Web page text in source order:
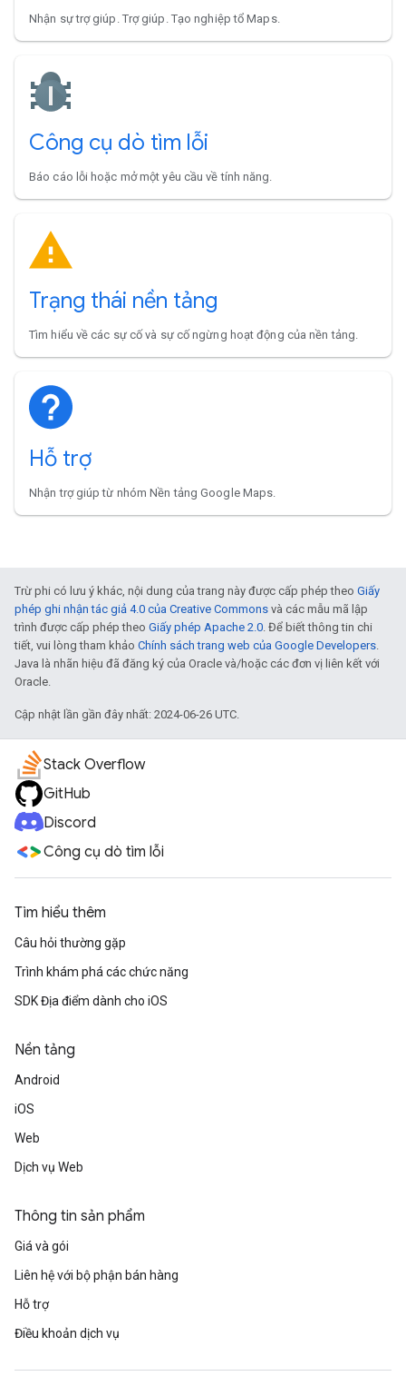
Nhận sự trợ giúp. Trợ giúp. Tạo nghiệp tổ Maps.
Công cụ dò tìm lỗi
Báo cáo lỗi hoặc mở một yêu cầu về tính năng.
Trạng thái nền tảng
Tìm hiểu về các sự cố và sự cố ngừng hoạt động của nền tảng.
Hỗ trợ
Nhận trợ giúp từ nhóm Nền tảng Google Maps.
Trừ phi có lưu ý khác, nội dung của trang này được cấp phép theo Giấy
phép ghi nhận tác giả 4.0 của Creative Commons và các mẫu mã lập
trình được cấp phép theo Giấy phép Apache 2.0 . Để biết thông tin chi
tiết, vui lòng tham khảo Chính sách trang web của Google Developers
Java là nhãn hiệu đã đăng ký của Oracle và/hoặc các đơn vị liên kết với
Oracle.
Cập nhật lần gần đây nhất: 2024-06-26 UTC.
Stack Overflow
GitHub
Discord
Công cụ dò tìm lỗi
Tìm hiểu thêm
Câu hỏi thường gặp
Trình khám phá các chức năng
SDK Địa điểm dành cho iOS
Nền tảng
Android
iOS
Web
Dịch vụ Web
Thông tin sản phẩm
Giá và gói
Liên hệ với bộ phận bán hàng
Hỗ trợ
Điều khoản dịch vụ